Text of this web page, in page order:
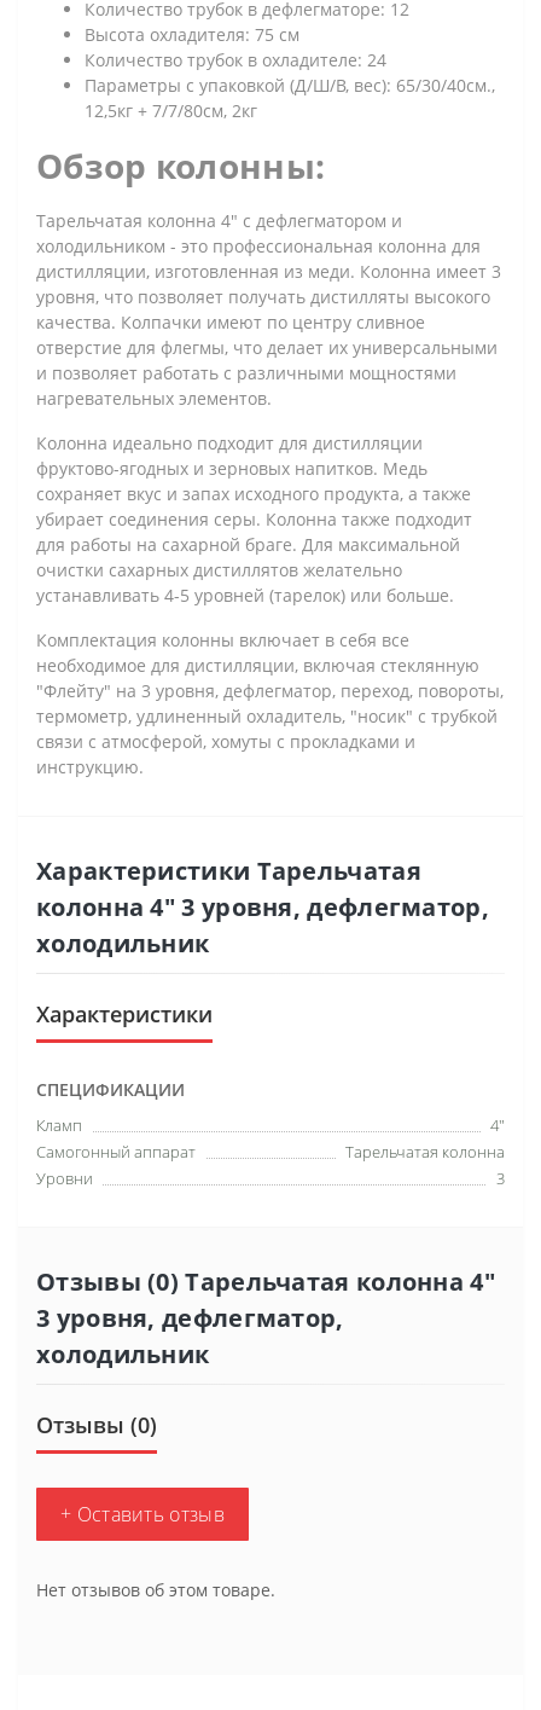
Количество трубок в дефлегматоре: 12
Высота охладителя: 75 см
Количество трубок в охладителе: 24
Параметры с упаковкой (Д/Ш/В, вес): 65/30/40см.,
12,5кг + 7/7/80см, 2кг
Обзор колонны:
Тарельчатая колонна 4" с дефлегматором и
холодильником - это профессиональная колонна для
дистилляции, изготовленная из меди. Колонна имеет 3
уровня, что позволяет получать дистилляты высокого
качества. Колпачки имеют по центру сливное
отверстие для флегмы, что делает их универсальными
и позволяет работать с различными мощностями
нагревательных элементов.
Колонна идеально подходит для дистилляции
фруктово-ягодных и зерновых напитков. Медь
сохраняет вкус и запах исходного продукта, а также
убирает соединения серы. Колонна также подходит
для работы на сахарной браге. Для максимальной
очистки сахарных дистиллятов желательно
устанавливать 4-5 уровней (тарелок) или больше.
Комплектация колонны включает в себя все
необходимое для дистилляции, включая стеклянную
"Флейту" на 3 уровня, дефлегматор, переход, повороты,
термометр, удлиненный охладитель, "носик" с трубкой
связи с атмосферой, хомуты с прокладками и
инструкцию.
Характеристики Тарельчатая
колонна 4" 3 уровня, дефлегматор,
холодильник
Характеристики
СПЕЦИФИКАЦИИ
Кламп
4"
Самогонный аппарат
Тарельчатая колонна
Уровни
3
Отзывы (0) Тарельчатая колонна 4"
3 уровня, дефлегматор,
холодильник
Отзывы (0)
+ Оставить отзыв
Нет отзывов об этом товаре.